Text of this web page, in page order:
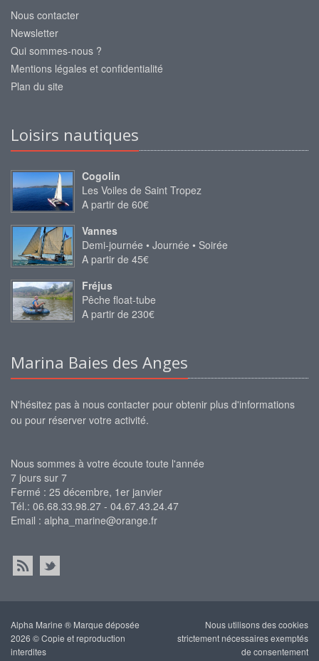
Nous contacter
Newsletter
Qui sommes-nous ?
Mentions légales et confidentialité
Plan du site
Loisirs nautiques
Cogolin
Les Voiles de Saint Tropez
A partir de 60€
Vannes
Demi-journée • Journée • Soirée
A partir de 45€
Fréjus
Pêche float-tube
A partir de 230€
Marina Baies des Anges
N'hésitez pas à nous contacter pour obtenir plus d'informations
ou pour réserver votre activité.
Nous sommes à votre écoute toute l'année
7 jours sur 7
Fermé : 25 décembre, 1er janvier
Tél.: 06.68.33.98.27 - 04.67.43.24.47
Email : alpha_marine@orange.fr
Alpha Marine ® Marque déposée
2026 © Copie et reproduction
interdites
Nous utilisons des cookies
strictement nécessaires exemptés
de consentement